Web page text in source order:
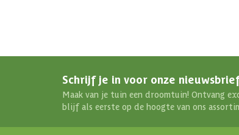
Schrijf je in voor onze
Maak van je tuin een droomtuin! Ontvang
blijf als eerste op de hoogte van ons